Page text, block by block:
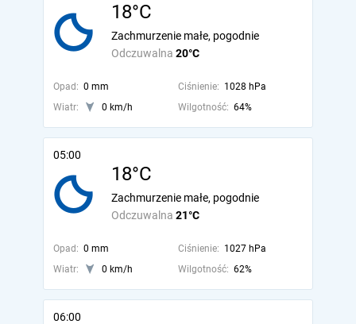
18°C
Odczuwalna 20°C
Zachmurzenie małe, pogodnie
Opad: 0 mm Ciśnienie: 1028 hPa
Wiatr:
0 km/h Wilgotność: 64%
05:00
18°C
Odczuwalna 21°C
Zachmurzenie małe, pogodnie
Opad: 0 mm Ciśnienie: 1027 hPa
Wiatr:
0 km/h Wilgotność: 62%
06:00